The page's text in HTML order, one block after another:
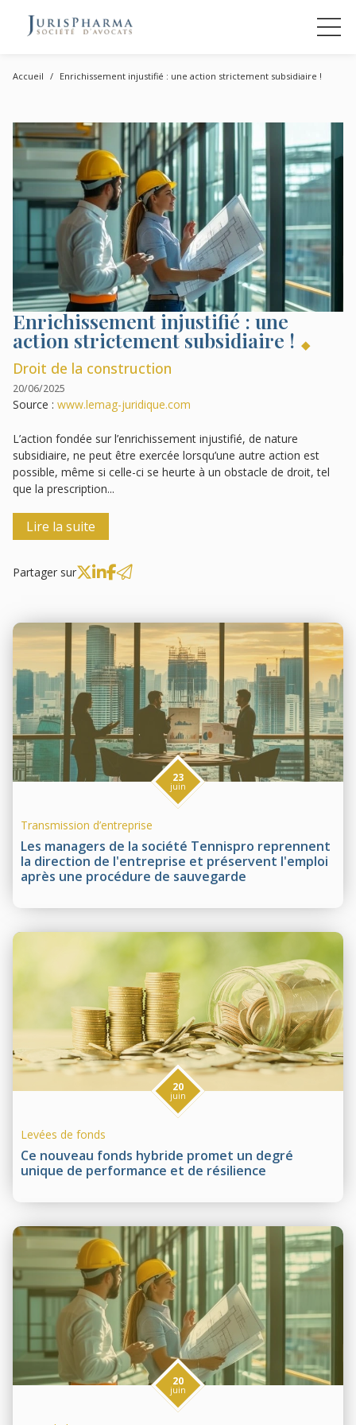
Accueil Enrichissement injustifié : une action strictement subsidiaire !
Enrichissement injustifié : une
action strictement subsidiaire !
Droit de la construction
20/06/2025
Source : www.lemag-juridique.com
L’action fondée sur l’enrichissement injustifié, de nature
subsidiaire, ne peut être exercée lorsqu’une autre action est
possible, même si celle-ci se heurte à un obstacle de droit, tel
que la prescription...
Lire la suite
Partager sur
Les managers de la société Tennispro reprennent
la direction de l'entreprise et préservent l'emploi
après une procédure de sauvegarde
23
juin
Transmission d’entreprise
Ce nouveau fonds hybride promet un degré
unique de performance et de résilience
20
juin
Levées de fonds
20
juin